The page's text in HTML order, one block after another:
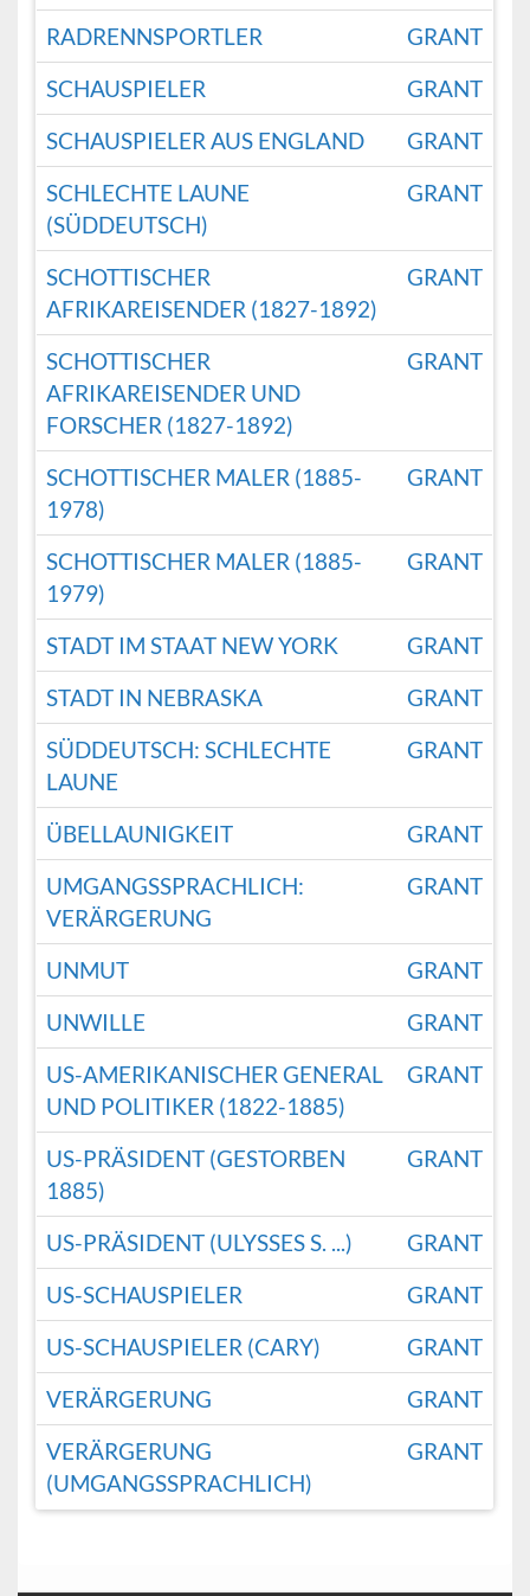
RADRENNSPORTLER
GRANT
SCHAUSPIELER
GRANT
SCHAUSPIELER AUS ENGLAND
GRANT
SCHLECHTE LAUNE
(SÜDDEUTSCH)
GRANT
SCHOTTISCHER
AFRIKAREISENDER (1827-1892)
GRANT
SCHOTTISCHER
AFRIKAREISENDER UND
FORSCHER (1827-1892)
GRANT
SCHOTTISCHER MALER (1885-
1978)
GRANT
SCHOTTISCHER MALER (1885-
1979)
GRANT
STADT IM STAAT NEW YORK
GRANT
STADT IN NEBRASKA
GRANT
SÜDDEUTSCH: SCHLECHTE
LAUNE
GRANT
ÜBELLAUNIGKEIT
GRANT
UMGANGSSPRACHLICH:
VERÄRGERUNG
GRANT
UNMUT
GRANT
UNWILLE
GRANT
US-AMERIKANISCHER GENERAL
UND POLITIKER (1822-1885)
GRANT
US-PRÄSIDENT (GESTORBEN
1885)
GRANT
US-PRÄSIDENT (ULYSSES S. ...)
GRANT
US-SCHAUSPIELER
GRANT
US-SCHAUSPIELER (CARY)
GRANT
VERÄRGERUNG
GRANT
VERÄRGERUNG
(UMGANGSSPRACHLICH)
GRANT